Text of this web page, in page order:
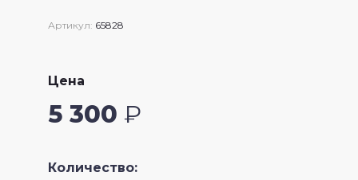
Артикул: 65828
Цена
5 300 ₽
Количество: